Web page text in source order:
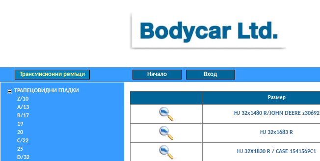
ТРАПЕЦОВИДНИ ГЛАДКИ
Z/10
A/13
B/17
19
20
C/22
25
D/32
Размер
HJ 32x1480 R/JOHN DEERE z30692
HJ 32x1683 R
HJ 32X1830 R / CASE 1541569C1